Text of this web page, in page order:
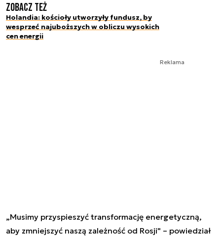
Zobacz też
Holandia: kościoły utworzyły fundusz, by
wesprzeć najuboższych w obliczu wysokich
cen energii
Reklama
„Musimy przyspieszyć transformację energetyczną,
aby zmniejszyć naszą zależność od Rosji" – powiedział